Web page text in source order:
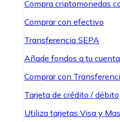
Compra criptomonedas
Comprar con efectivo
Transferencia SEPA
Añade fondos a tu
Comprar con
Tarjeta de crédito / débito
Utiliza tarjetas Visa y